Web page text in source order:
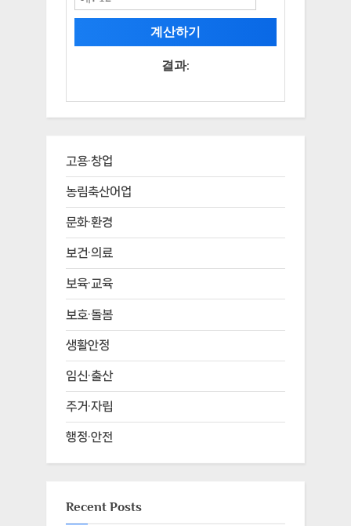
계산하기
결과:
고용·창업
농림축산어업
문화·환경
보건·의료
보육·교육
보호·돌봄
생활안정
임신·출산
주거·자립
행정·안전
Recent Posts